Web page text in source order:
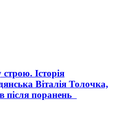
Історія
Віталія Толочка,
після поранень